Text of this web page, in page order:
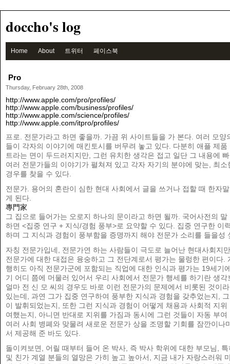
doccho's log
Home About 트위터 페이스북
Pro
Thursday, February 28th, 2008
http://www.apple.com/pro/profiles/
http://www.apple.com/business/profiles/
http://www.apple.com/science/profiles/
http://www.apple.com/itpro/profiles/
프로. 전문가라고 하면 좋을까. 가끔 위 사이트들을 가 본다. 여러 모양
들이 각자의 이야기에 매킨토시를 버무려 놓고 있다. 다분히 애플 제품
트라는 면이 두드러지지만, 그런 유치한 생각은 접고 일단 그 내용에
여러 전문가들의 이야기가 펼쳐져 있고 각자 자기의 분야에 맞는, 최소
경우를 찾을 수 있다.
전문가. 용어의 혼란이 심한 현대 사회에서 글을 쓰거나 접할 때 한자
게 된다.
專門家
그 집으로 들어가는 오로지 하나의 문이라고 하면 될까. 국어사전의 말
하면 <집중 연구 + 지식/경험 풍부>로 요약할 수 있다. 집중 연구한 이
하며 그 지식과 경험이 풍부함을 증명까지 해야 전문가 소리를 들을성
자칭 전문가입네, 전문가연 하는 사람들이 극도로 늘어난 현대사회지
전문가에 대한 대접은 융숭하고 그 전단계로서 평가는 물렁한 편이다.
행히도 아직 전문가군에 포함되는 직업에 대한 인식과 평가는 19세기
기 어디 쯤에 머물러 있어서 우리 사회에서 전문가 행세를 하기란 생각
얼마 전 신 모 씨의 경우도 바로 이런 전문가의 문제에서 비롯된 것이
있는데, 과연 그가 집중 연구하여 풍부한 지식과 경험을 갖추었는지,
이 발휘되었는지, 또한 그런 지식과 경험이 어떻게 채용과 사회적 지위
여했는지, 아니면 반대로 지위를 가짐과 동시에 그런 것들이 자동 부여
여러 사회 병폐와 맞물려 새로운 전문가 상을 조명할 기회를 잠깐이나
서 제공해 준 바도 있다.
돌이켜보면, 어릴 때부터 들어 온 박사, 즉 박사 학위에 대한 부모님,
및 친가 계열 분들의 열망은 가히 높고 높아서, 지금 내가 자랑스러워